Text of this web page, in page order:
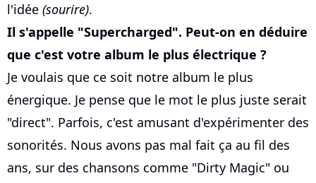
l'idée (sourire).
Il s'appelle "Supercharged". Peut-on en déduire
que c'est votre album le plus électrique ?
Je voulais que ce soit notre album le plus
énergique. Je pense que le mot le plus juste serait
"direct". Parfois, c'est amusant d'expérimenter des
sonorités. Nous avons pas mal fait ça au fil des
ans, sur des chansons comme "Dirty Magic" ou